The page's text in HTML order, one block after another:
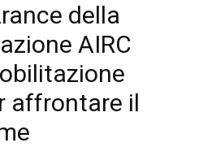
della
AIRC
affrontare il